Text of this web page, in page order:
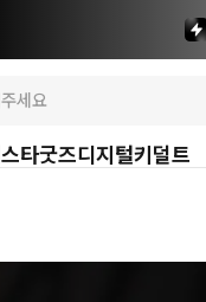
스타굿즈디지털키덜트